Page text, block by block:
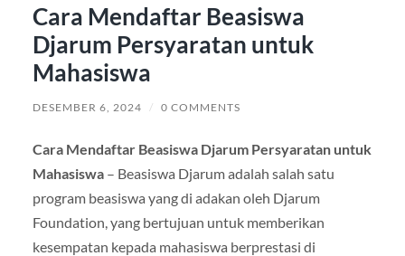
Cara Mendaftar Beasiswa
Djarum Persyaratan untuk
Mahasiswa
DESEMBER 6, 2024 / 0 COMMENTS
Cara Mendaftar Beasiswa Djarum Persyaratan untuk
Mahasiswa– Beasiswa Djarum adalah salah satu
program beasiswa yang di adakan oleh Djarum
Foundation, yang bertujuan untuk memberikan
kesempatan kepada mahasiswa berprestasi di